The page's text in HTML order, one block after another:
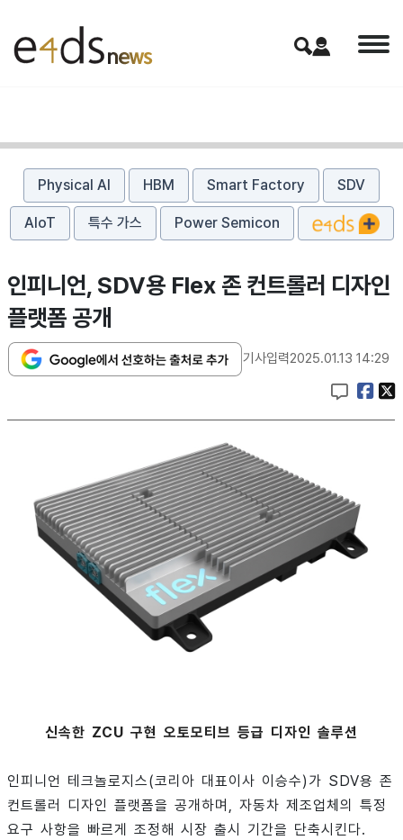
Physical AI HBM Smart Factory SDV
AIoT 특수 가스 Power Semicon
인피니언, SDV용 Flex 존 컨트롤러 디자인
플랫폼 공개
기사입력2025.01.13 14:29
신속한 ZCU 구현 오토모티브 등급 디자인 솔루션
인피니언 테크놀로지스(코리아 대표이사 이승수)가 SDV용 존
컨트롤러 디자인 플랫폼을 공개하며, 자동차 제조업체의 특정
요구 사항을 빠르게 조정해 시장 출시 기간을 단축시킨다.